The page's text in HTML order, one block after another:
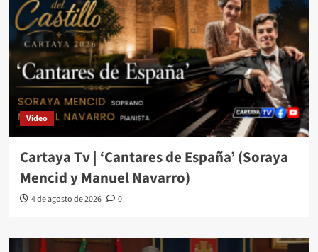
Video
Cartaya Tv | ‘Cantares de España’ (Soraya
Mencid y Manuel Navarro)
4 de agosto de 2026 0